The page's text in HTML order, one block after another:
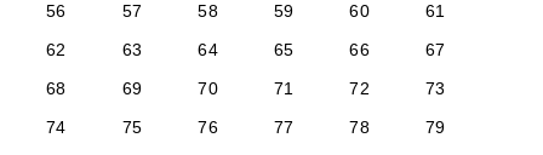
56
57 58 59 60
61
62
63 64 65 66
67
68
69 70 71 72
73
74
75 76 77 78
79